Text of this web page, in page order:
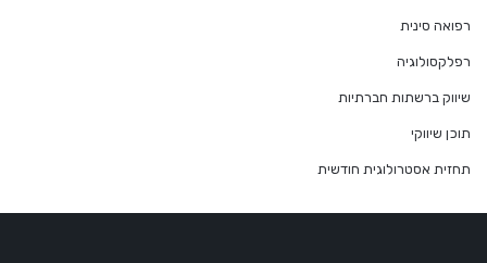
רפואה סינית
רפלקסולוגיה
שיווק ברשתות חברתיות
תוכן שיווקי
תחזית אסטרולוגית חודשית